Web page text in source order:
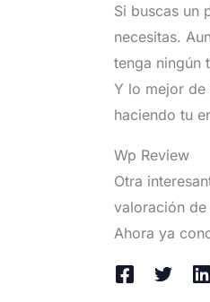
Si buscas un
necesitas.
tenga ningún
Y lo mejor de
haciendo tu
Wp Review
Otra
valoración
Ahora ya